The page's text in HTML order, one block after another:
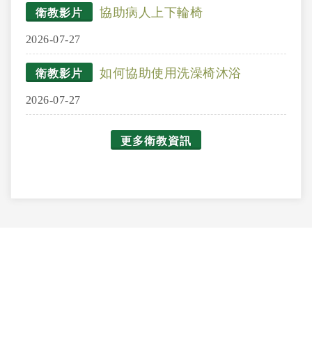
衛教影片 協助病人上下輪椅
2026-07-27
衛教影片 如何協助使用洗澡椅沐浴
2026-07-27
更多衛教資訊